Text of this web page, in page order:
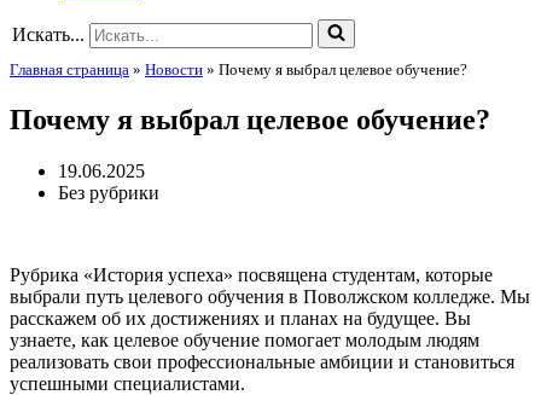
Искать...
Главная страница » Новости » Почему я выбрал целевое обучение?
Почему я выбрал целевое обучение?
19.06.2025
Без рубрики
Рубрика «История успеха» посвящена студентам, которые
выбрали путь целевого обучения в Поволжском колледже. Мы
расскажем об их достижениях и планах на будущее. Вы
узнаете, как целевое обучение помогает молодым людям
реализовать свои профессиональные амбиции и становиться
успешными специалистами.